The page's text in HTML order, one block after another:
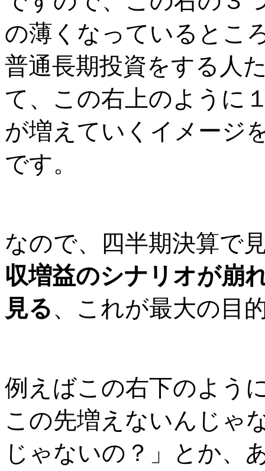
の薄くなっているとこ
普通長期投資をする人
て、この右上のように
が増えていくイメージ
です。
なので、四半期決算で
収増益のシナリオが崩
見る、これが最大の目
例えばこの右下のよう
この先増えないんじゃ
じゃないの？」とか、